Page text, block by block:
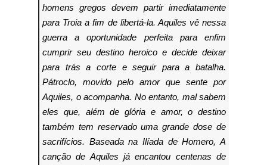
homens gregos devem partir imediatamente
para Troia a fim de libertá-la. Aquiles vê nessa
guerra a oportunidade perfeita para enfim
cumprir seu destino heroico e decide deixar
para trás a corte e seguir para a batalha.
Pátroclo, movido pelo amor que sente por
Aquiles, o acompanha. No entanto, mal sabem
eles que, além de glória e amor, o destino
também tem reservado uma grande dose de
sacrifícios. Baseada na Ilíada de Homero, A
canção de Aquiles já encantou centenas de